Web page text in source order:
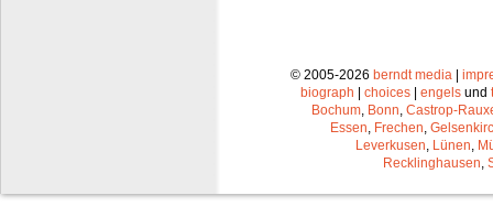
© 2005-2026 berndt media |
biograph | choices | engels und
Bochum Bonn Castrop-
Essen Frechen
Leverkusen Lünen
Recklinghausen